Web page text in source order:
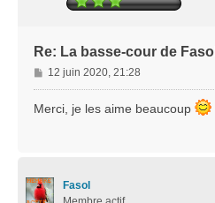
Re: La basse-cour de Fasol
M
e
12 juin 2020, 21:28
Merci, je les aime beaucoup
Fasol